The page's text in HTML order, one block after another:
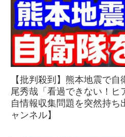
【批判殺到】熊本地震で
尾秀哉「看過できない！ヒ
自情報収集問題を突然持ち
ャンネル】